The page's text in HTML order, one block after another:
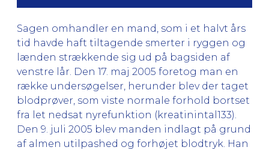
Sagen omhandler en mand, som i et halvt års
tid havde haft tiltagende smerter i ryggen og
lænden strækkende sig ud på bagsiden af
venstre lår. Den 17. maj 2005 foretog man en
række undersøgelser, herunder blev der taget
blodprøver, som viste normale forhold bortset
fra let nedsat nyrefunktion (kreatinintal133).
Den 9. juli 2005 blev manden indlagt på grund
af almen utilpashed og forhøjet blodtryk. Han